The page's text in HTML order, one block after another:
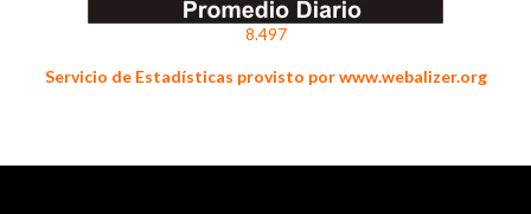
8.497
Servicio de Estadísticas provisto por www.webalizer.org